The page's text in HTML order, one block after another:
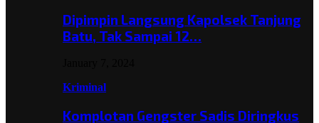
Dipimpin Langsung Kapolsek Tanjung
Batu, Tak Sampai 12…
Kriminal
Komplotan Gengster Sadis Diringkus